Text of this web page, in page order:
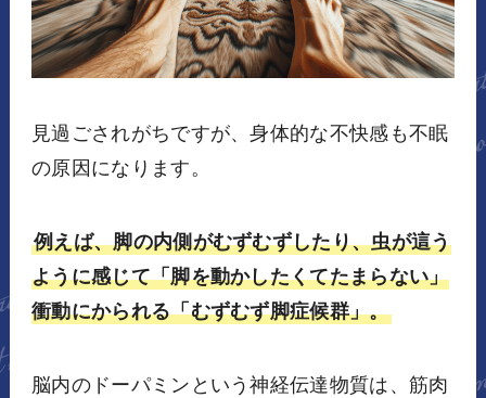
見過ごされがちですが、身体的な不快感も不眠
の原因になります。
例えば、脚の内側がむずむずしたり、虫が這う
ように感じて「脚を動かしたくてたまらない」
衝動にかられる「むずむず脚症候群」。
脳内のドーパミンという神経伝達物質は、筋肉